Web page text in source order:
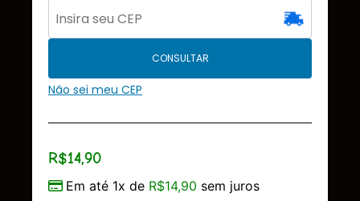
CONSULTAR
Não sei meu CEP
R$14,90
Em até 1x de R$14,90 sem juros